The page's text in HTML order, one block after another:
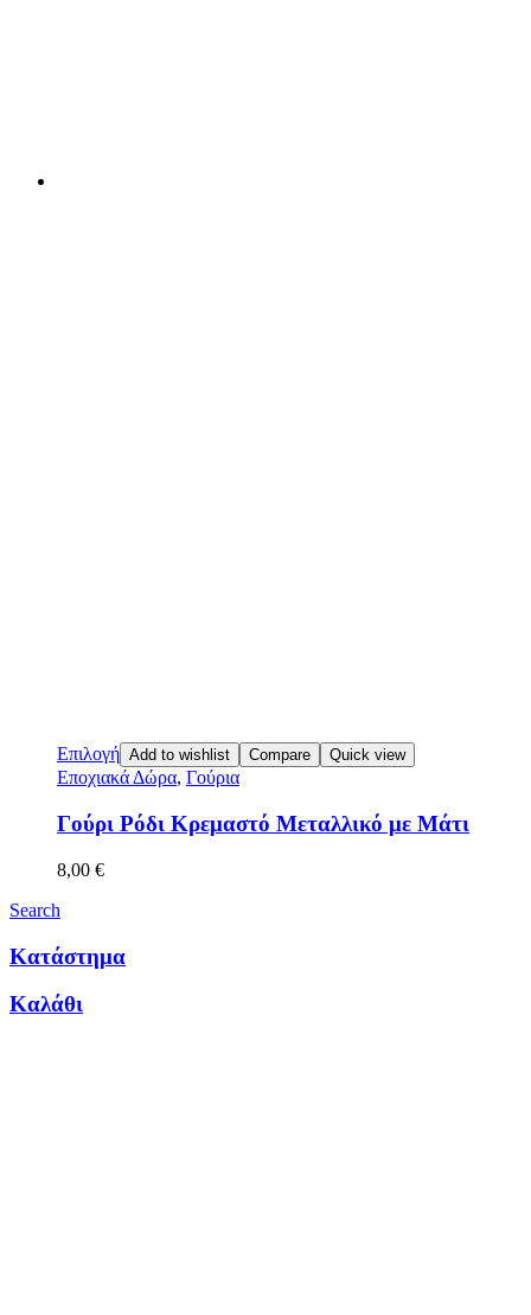
Επιλογή Add to wishlist Compare Quick view
Εποχιακά Δώρα, Γούρια
Γούρι Ρόδι Κρεμαστό Μεταλλικό με Μάτι
8,00 €
Search
Κατάστημα
Καλάθι